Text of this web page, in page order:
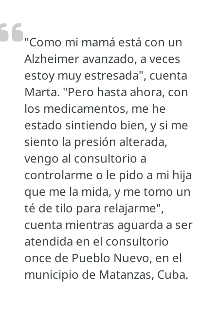
"Como mi mamá está con un
Alzheimer avanzado, a veces
estoy muy estresada", cuenta
Marta. "Pero hasta ahora, con
los medicamentos, me he
estado sintiendo bien, y si me
siento la presión alterada,
vengo al consultorio a
controlarme o le pido a mi hija
que me la mida, y me tomo un
té de tilo para relajarme",
cuenta mientras aguarda a ser
atendida en el consultorio
once de Pueblo Nuevo, en el
municipio de Matanzas, Cuba.